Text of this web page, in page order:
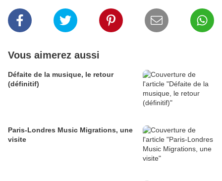
Vous aimerez aussi
Défaite de la musique, le retour
(définitif)
Paris-Londres Music Migrations, une
visite